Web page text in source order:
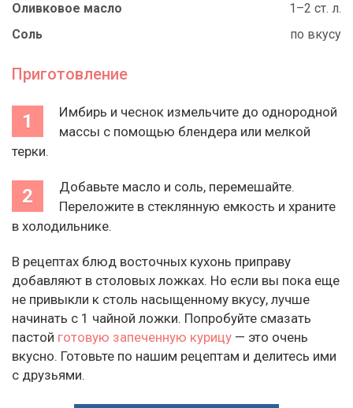
Оливковое масло
1–2 ст. л.
Соль
по вкусу
Приготовление
Имбирь и чеснок измельчите до однородной
массы с помощью блендера или мелкой
терки.
Добавьте масло и соль, перемешайте.
Переложите в стеклянную емкость и храните
в холодильнике.
В рецептах блюд восточных кухонь приправу
добавляют в столовых ложках. Но если вы пока еще
не привыкли к столь насыщенному вкусу, лучше
начинать с 1 чайной ложки. Попробуйте смазать
пастой готовую запеченную курицу — это очень
вкусно. Готовьте по нашим рецептам и делитесь ими
с друзьями.